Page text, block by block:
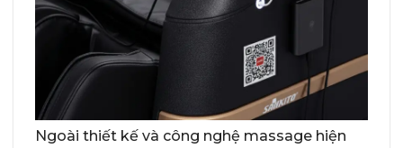
Ngoài thiết kế và công nghệ massage hiện